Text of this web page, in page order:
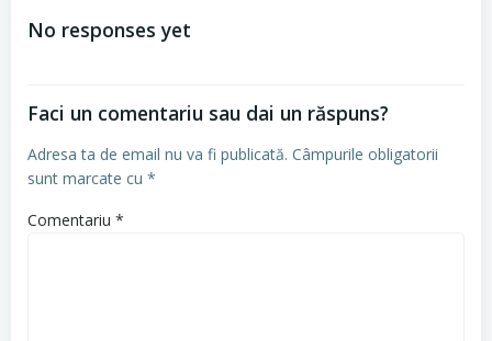
articole
No responses yet
Faci un comentariu sau dai un răspuns?
Adresa ta de email nu va fi publicată. Câmpurile obligatorii
sunt marcate cu *
Comentariu *